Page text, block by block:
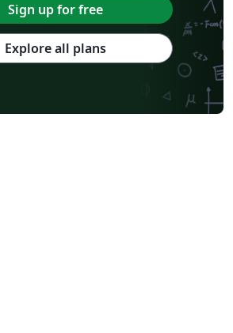
Sign up for free
Explore all plans